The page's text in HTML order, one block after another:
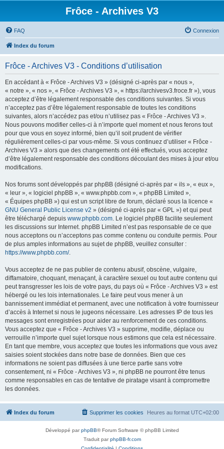
Frôce - Archives V3
FAQ Connexion
Index du forum
Frôce - Archives V3 - Conditions d’utilisation
En accédant à « Frôce - Archives V3 » (désigné ci-après par « nous »,
« notre », « nos », « Frôce - Archives V3 », « https://archivesv3.froce.fr »), vous
acceptez d’être légalement responsable des conditions suivantes. Si vous
n’acceptez pas d’être légalement responsable de toutes les conditions
suivantes, alors n’accédez pas et/ou n’utilisez pas « Frôce - Archives V3 ».
Nous pouvons modifier celles-ci à n’importe quel moment et nous ferons tout
pour que vous en soyez informé, bien qu’il soit prudent de vérifier
régulièrement celles-ci par vous-même. Si vous continuez d’utiliser « Frôce -
Archives V3 » alors que des changements ont été effectués, vous acceptez
d’être légalement responsable des conditions découlant des mises à jour et/ou
modifications.
Nos forums sont développés par phpBB (désigné ci-après par « ils », « eux »,
« leur », « logiciel phpBB », « www.phpbb.com », « phpBB Limited »,
« Équipes phpBB ») qui est un script libre de forum, déclaré sous la licence «
GNU General Public License v2 » (désigné ci-après par « GPL ») et qui peut
être téléchargé depuis www.phpbb.com. Le logiciel phpBB facilite seulement
les discussions sur Internet. phpBB Limited n’est pas responsable de ce que
nous acceptons ou n’acceptons pas comme contenu ou conduite permis. Pour
de plus amples informations au sujet de phpBB, veuillez consulter :
https://www.phpbb.com/.
Vous acceptez de ne pas publier de contenu abusif, obscène, vulgaire,
diffamatoire, choquant, menaçant, à caractère sexuel ou tout autre contenu qui
peut transgresser les lois de votre pays, du pays où « Frôce - Archives V3 » est
hébergé ou les lois internationales. Le faire peut vous mener à un
bannissement immédiat et permanent, avec une notification à votre fournisseur
d’accès à Internet si nous le jugeons nécessaire. Les adresses IP de tous les
messages sont enregistrées pour aider au renforcement de ces conditions.
Vous acceptez que « Frôce - Archives V3 » supprime, modifie, déplace ou
verrouille n’importe quel sujet lorsque nous estimons que cela est nécessaire.
En tant que membre, vous acceptez que toutes les informations que vous avez
saisies soient stockées dans notre base de données. Bien que ces
informations ne soient pas diffusées à une tierce partie sans votre
consentement, ni « Frôce - Archives V3 », ni phpBB ne pourront être tenus
comme responsables en cas de tentative de piratage visant à compromettre
les données.
Index du forum Heures au format UTC+02:00
Supprimer les cookies
Développé parphpBB® Forum Software © phpBB Limited
Traduit parphpBB-fr.com